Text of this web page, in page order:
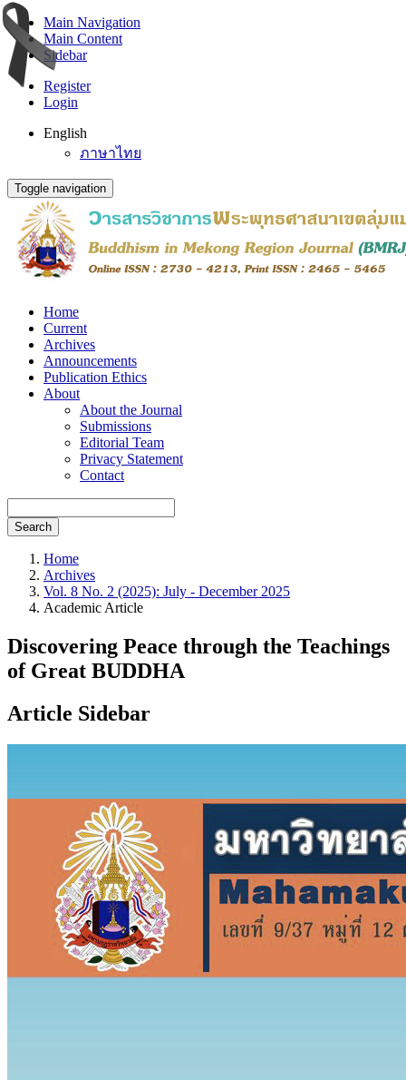
Main Navigation
Main Content
Sidebar
Register
Login
English
ภาษาไทย
Toggle navigation
Home
Current
Archives
Announcements
Publication Ethics
About
About the Journal
Submissions
Editorial Team
Privacy Statement
Contact
Search
Home
Archives
Vol. 8 No. 2 (2025): July - December 2025
Academic Article
Discovering Peace through the Teachings
of Great BUDDHA
Article Sidebar